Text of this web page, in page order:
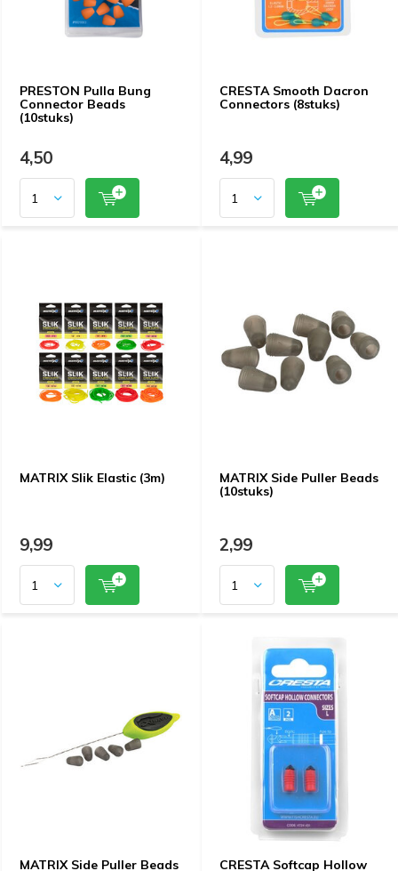
PRESTON Pulla Bung
Connector Beads
(10stuks)
4,50
CRESTA Smooth Dacron
Connectors (8stuks)
4,99
MATRIX Slik Elastic (3m)
9,99
MATRIX Side Puller Beads
(10stuks)
2,99
MATRIX Side Puller Beads
CRESTA Softcap Hollow